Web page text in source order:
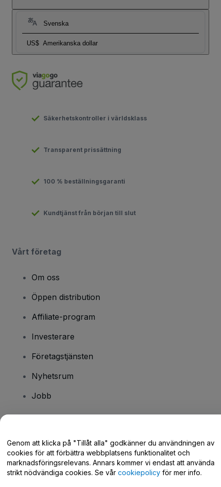
Svenska
US$ Amerikanska dollar
Säkerhetskontroller i världsklass
Transparent prissättning
100 % beställningsgaranti
Kundtjänst från början till slut
Vårt företag
Om oss
Öppen distribution
Affiliate-program
Investerare
Företagstjänsten
Nyhetsrum
Jobb
Hjälpcenter / Kontakta oss
Genom att klicka på "Tillåt alla" godkänner du användningen av
cookies för att förbättra webbplatsens funktionalitet och
marknadsföringsrelevans. Annars kommer vi endast att använda
strikt nödvändiga cookies. Se vår cookiepolicy för mer info.